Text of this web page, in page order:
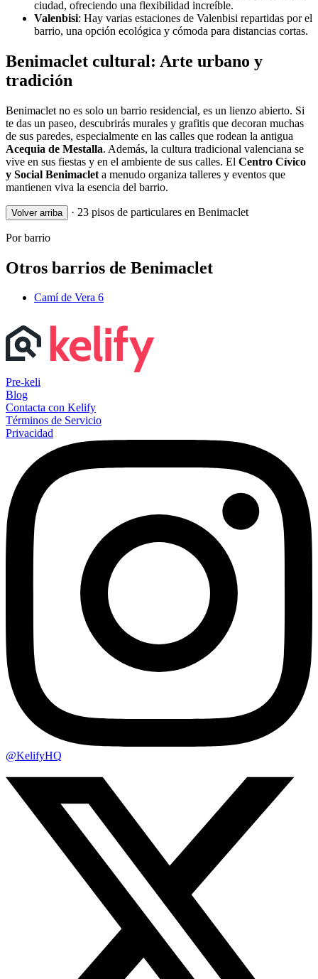
ciudad, ofreciendo una flexibilidad increíble.
Valenbisi: Hay varias estaciones de Valenbisi repartidas por el
barrio, una opción ecológica y cómoda para distancias cortas.
Benimaclet cultural: Arte urbano y
tradición
Benimaclet no es solo un barrio residencial, es un lienzo abierto. Si
te das un paseo, descubrirás murales y grafitis que decoran muchas
de sus paredes, especialmente en las calles que rodean la antigua
Acequia de Mestalla. Además, la cultura tradicional valenciana se
vive en sus fiestas y en el ambiente de sus calles. El Centro Cívico
y Social Benimaclet a menudo organiza talleres y eventos que
mantienen viva la esencia del barrio.
Volver arriba · 23 pisos de particulares en Benimaclet
Por barrio
Otros barrios de Benimaclet
Camí de Vera 6
Pre-keli
Blog
Contacta con Kelify
Términos de Servicio
Privacidad
@KelifyHQ